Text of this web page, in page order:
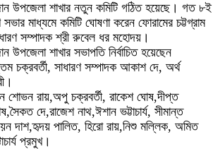
উপজেলা শাখার নতুন কমিটি গঠিত হয়েছে। গত ৮ই
মাধ্যমে কমিটি ঘোষণা করেন ফোরামের চট্টগ্রাম
সম্পাদক শ্রী রুবেল ধর মহোদয়।
উপজেলা শাখার সভাপতি নির্বাচিত হয়েছেন
চক্রবর্তী, সাধারণ সম্পাদক আকাশ দে, অর্থ
শোভন রায়,অপু চক্রবর্তী, রাকেশ ঘোষ,দীপ্ত
দে,রাজেশ নাথ,ঈশান ভট্টাচার্য, সীমান্ত
দাশ,হৃদয় পালিত, হিরো রায়,নিশু মল্লিক, অমিত
প্রমুখ।